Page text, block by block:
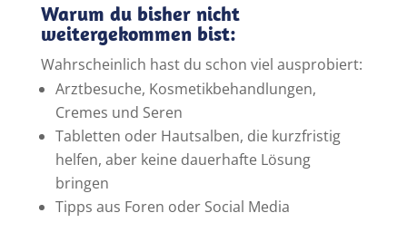
Warum du bisher nicht
weitergekommen bist:
Wahrscheinlich hast du schon viel ausprobiert:
Arztbesuche, Kosmetikbehandlungen,
Cremes und Seren
Tabletten oder Hautsalben, die kurzfristig
helfen, aber keine dauerhafte Lösung
bringen
Tipps aus Foren oder Social Media